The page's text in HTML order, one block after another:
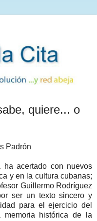
quiere... o
Padrón
ha acertado con nuevos
y en la cultura cubanas;
Guillermo Rodríguez
ser un texto sincero y
para el ejercicio del
histórica de la